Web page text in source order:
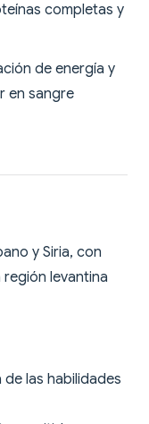
completas y
de energía y
en sangre
y Siria, con
levantina
las habilidades